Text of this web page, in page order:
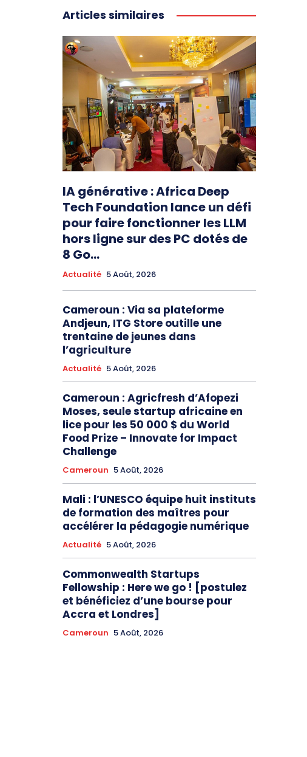
Articles similaires
IA générative : Africa Deep
Tech Foundation lance un défi
pour faire fonctionner les LLM
hors ligne sur des PC dotés de
8 Go...
Actualité 5 Août, 2026
Cameroun : Via sa plateforme
Andjeun, ITG Store outille une
trentaine de jeunes dans
l’agriculture
Actualité 5 Août, 2026
Cameroun : Agricfresh d’Afopezi
Moses, seule startup africaine en
lice pour les 50 000 $ du World
Food Prize – Innovate for Impact
Challenge
Cameroun 5 Août, 2026
Mali : l’UNESCO équipe huit instituts
de formation des maîtres pour
accélérer la pédagogie numérique
Actualité 5 Août, 2026
Commonwealth Startups
Fellowship : Here we go ! [postulez
et bénéficiez d’une bourse pour
Accra et Londres]
Cameroun 5 Août, 2026